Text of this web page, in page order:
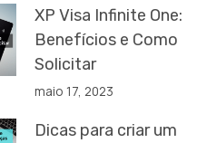
XP Visa Infinite One:
Benefícios e Como
Solicitar
maio 17, 2023
Dicas para criar um